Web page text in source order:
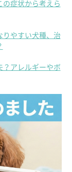
の症状から考えら
りやすい犬種、治
？アレルギーやボ